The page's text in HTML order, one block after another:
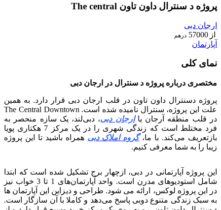
پروژه د سنترال داون تاون The central
ارجان دبی
از 57000 درهم
آپارتمان
نمای کلی
مختصری درباره پروژه د سنترال در ارجان دبی
پروژه دسنترال داون تاون در قلب ارجان دبی قرار دارد. به همین
علت این پروژه، سنترال نامیده شده است. The Central Downtown
در قلب منطقه آرجان یاارجان دبی، دبی‌لند، یک سازه منحصر به
فرد مختلط است که زندگی شهری را در یک مرکز 7 هکتاری پویا
بازتعریف می‌کند. با ما،گروه املاک دبی همراه باشید تا این پروژه
زیبا را به شما معرفی کنیم.
این پروژه آپارتمانی در دبی، ازچهار برج تشکیل شده است که ابتدا
شامل استودیوهای مدرن است. واحد آپارتمان‌های 1 تا 3 خواب نیز
در این پروژه لوکس، ارائه می شود. طراحی و دیزاین این آپارتمان ها
به سبک زندگی متنوع دوبی پاسخ می‌دهد و کاملا با آن سازگار است.